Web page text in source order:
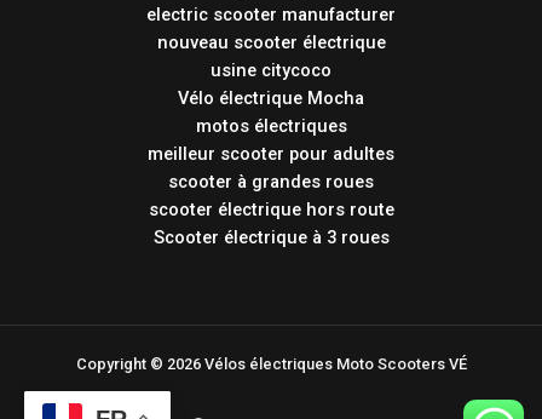
electric scooter manufacturer
nouveau scooter électrique
usine citycoco
Vélo électrique Mocha
motos électriques
meilleur scooter pour adultes
scooter à grandes roues
scooter électrique hors route
Scooter électrique à 3 roues
Copyright © 2026 Vélos électriques Moto Scooters VÉ